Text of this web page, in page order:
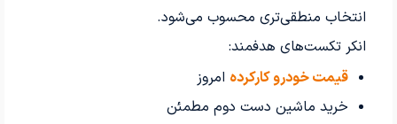
انتخاب منطقی‌تری محسوب می‌شود.
انکر تکست‌های هدفمند:
قیمت خودرو کارکرده امروز
خرید ماشین دست دوم مطمئن